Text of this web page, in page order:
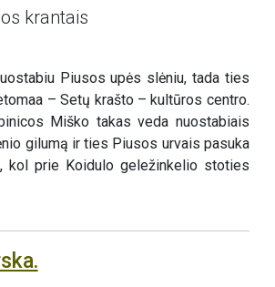
krantais
Piusos upės slėniu, tada ties
– Setų krašto – kultūros centro.
Miško takas veda nuostabiais
gilumą ir ties Piusos urvais pasuka
kol prie Koidulo geležinkelio stoties